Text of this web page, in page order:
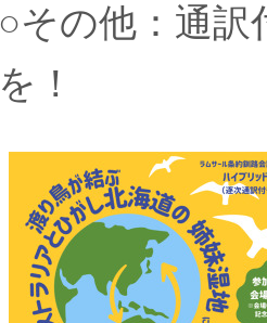
○その他：通訳
を！